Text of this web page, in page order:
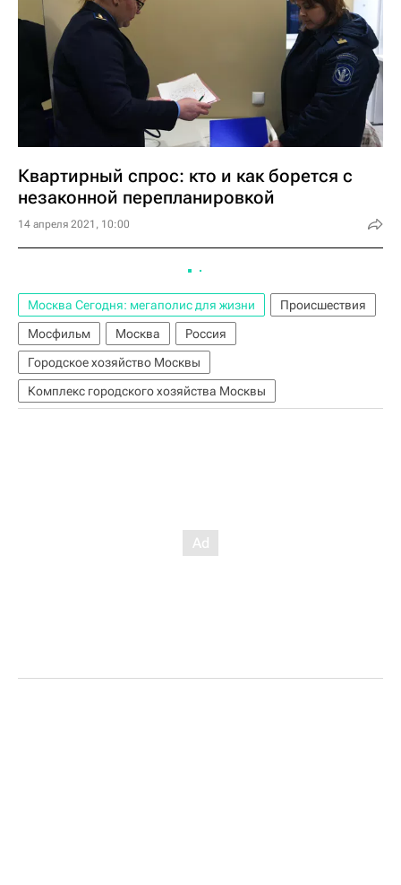
Квартирный спрос: кто и как борется с
незаконной перепланировкой
14 апреля 2021, 10:00
Москва Сегодня: мегаполис для жизни
Происшествия
Мосфильм
Москва
Россия
Городское хозяйство Москвы
Комплекс городского хозяйства Москвы